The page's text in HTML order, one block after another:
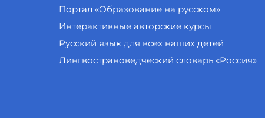
Портал «Образование на русском»
Интерактивные авторские курсы
Русский язык для всех наших детей
Лингвострановедческий словарь «Россия»